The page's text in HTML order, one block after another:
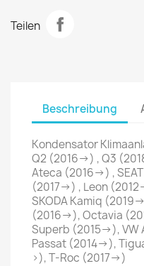
Teilen
Beschreibung
Kondensator
Q2 (2016->) , Q3
Ateca (2016->) ,
(2017->) , Leon
SKODA Kamiq
(2016->), Octavia
Superb (2015->), VW
Passat (2014->),
>), T-Roc (2017->)